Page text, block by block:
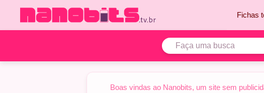
o
Fichas
Boas vindas ao Nanobits, um site sem